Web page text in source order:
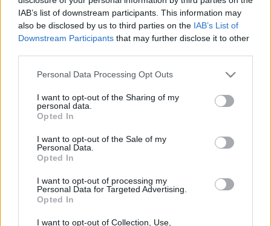
IAB’s list of downstream participants. This information may
also be disclosed by us to third parties on the IAB’s List of
Downstream Participants that may further disclose it to other
Please note that this website/app uses one or more Google
not limited to your visit or usage behaviour. You may click to
grant or deny consent to Google and its third-party tags to
use your data for below specified purposes in below Google
consent section.
Personal Data Processing Opt Outs
I want to opt-out of the Sharing of my
personal data.
Opted In
I want to opt-out of the Sale of my
Personal Data.
Opted In
I want to opt-out of processing my
Personal Data for Targeted Advertising.
Opted In
I want to opt-out of Collection, Use,
törvényhez. És ezzel az Unió tökéletesen kiszolgálta a
nagytőke érdekeit: piaci alapúvá tették a net…
Miért ütött ekkorát az internetadó?
JámborAndrás•2014. október 25.
Több mint 200 ezres Facebook-oldal, 35 ezer
attending, a kortárs magyar politika eddigi
legspontánabb fellángolása az internetadó elleni
tiltakozás. Senki nem tudja józan ésszel
megmondani, holnap hányan lesznek a tüntetésen,
valami…
Magyarok vs. Olimpia vs. Internet